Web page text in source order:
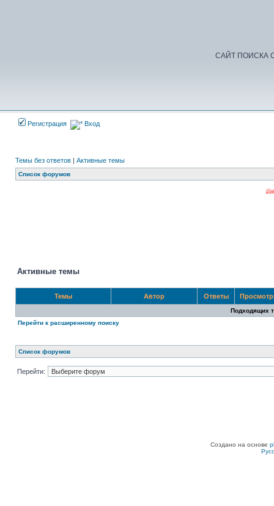
САЙТ ПОИСКА
Регистрация Вход
Темы без ответов | Активные темы
Список форумов
Добро
Активные темы
Темы Автор Ответы
Подходящих
Перейти к расширенному поиску
Список форумов
Перейти:
Создано на основе